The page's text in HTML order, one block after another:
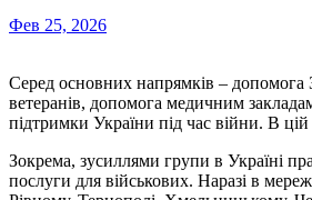
Фев 25, 2026
Серед основних напрямків – допомога ЗСУ, фізичне та ментальне відновлення військових та цивільних, реінтеграція
ветеранів, допомога медичним
підтримки України під час війни. В цій
Зокрема, зусиллями групи в Україні
послуги для військових. Наразі в